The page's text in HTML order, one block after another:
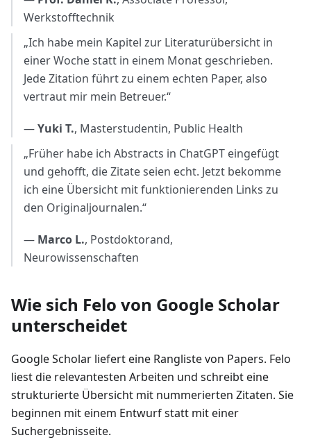
Werkstofftechnik
„Ich habe mein Kapitel zur Literaturübersicht in
einer Woche statt in einem Monat geschrieben.
Jede Zitation führt zu einem echten Paper, also
vertraut mir mein Betreuer.“
—Yuki T., Masterstudentin, Public Health
„Früher habe ich Abstracts in ChatGPT eingefügt
und gehofft, die Zitate seien echt. Jetzt bekomme
ich eine Übersicht mit funktionierenden Links zu
den Originaljournalen.“
— Marco L., Postdoktorand,
Neurowissenschaften
Wie sich Felo von Google Scholar
unterscheidet
Google Scholar liefert eine Rangliste von Papers. Felo
liest die relevantesten Arbeiten und schreibt eine
strukturierte Übersicht mit nummerierten Zitaten. Sie
beginnen mit einem Entwurf statt mit einer
Suchergebnisseite.